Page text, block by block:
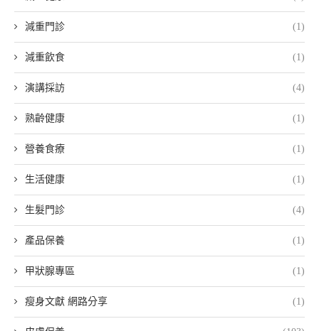
減重門診 (1)
減重飲食 (1)
演講採訪 (4)
熟齡健康 (1)
營養食療 (1)
生活健康 (1)
生髮門診 (4)
產品保養 (1)
甲狀腺專區 (1)
瘦身文獻 網路分享 (1)